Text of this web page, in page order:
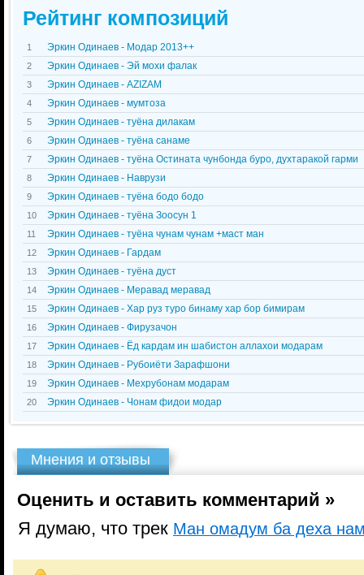
Рейтинг композиций
1 Эркин Одинаев - Модар 2013++
2 Эркин Одинаев - Эй мохи фалак
3 Эркин Одинаев - AZIZAM
4 Эркин Одинаев - мумтоза
5 Эркин Одинаев - туёна дилакам
6 Эркин Одинаев - туёна санаме
7 Эркин Одинаев - туёна Остината чунбонда буро, духтаракой гарми
8 Эркин Одинаев - Наврузи
9 Эркин Одинаев - туёна бодо бодо
10 Эркин Одинаев - туёна Зоосун 1
11 Эркин Одинаев - туёна чунам чунам +маст ман
12 Эркин Одинаев - Гардам
13 Эркин Одинаев - туёна дуст
14 Эркин Одинаев - Меравад меравад
15 Эркин Одинаев - Хар руз туро бинаму хар бор бимирам
16 Эркин Одинаев - Фирузачон
17 Эркин Одинаев - Ёд кардам ин шабистон аллахои модарам
18 Эркин Одинаев - Рубоиёти Зарафшони
19 Эркин Одинаев - Мехрубонам модарам
20 Эркин Одинаев - Чонам фидои модар
Мнения и отзывы
Оценить и оставить комментарий »
Я думаю, что трек Ман омадум ба деха